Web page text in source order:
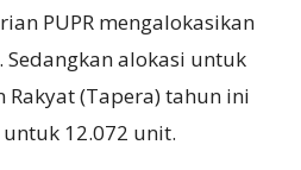
PUPR mengalokasikan
alokasi untuk
(Tapera) tahun ini
12.072 unit.